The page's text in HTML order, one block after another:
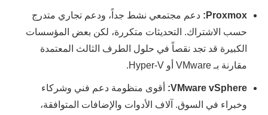
Proxmox:
دعم مجتمعي نشط جداً، ودعم تجاري متدرج
حسب الاشتراك. التحديثات متكررة، لكن بعض المؤسسات
الكبيرة قد تجد نقصاً في حلول الطرف الثالث المعتمدة
مقارنة بـ VMware أو Hyper-V.
VMware vSphere:
أقوى منظومة دعم فني وشركاء
وخبراء في السوق. آلاف الأدوات والإضافات المتوافقة،